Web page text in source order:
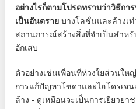
อย่างไรก็ตามโปรดทราบว่าวิธีก
เป็นอันตราย บางโลชั่นและล้างเ
สถานการณ์สร้างสิ่งที่จำเป็นสำห
อักเสบ
ตัวอย่างเช่นเพื่อนที่ห่วงใยส่วนใ
การแก้ปัญหาโซดาและไฮโดรเจน
ล้าง - ดูเหมือนจะเป็นการเยียวย